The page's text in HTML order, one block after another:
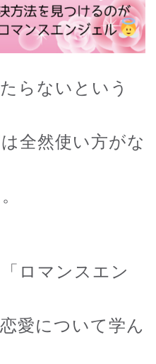
らないという
全然使い方がな
ロマンスエン
愛について学ん